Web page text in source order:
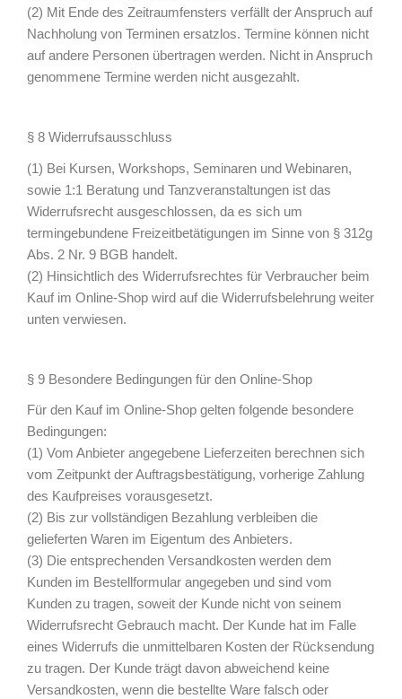
(2) Mit Ende des Zeitraumfensters verfällt der Anspruch auf
Nachholung von Terminen ersatzlos. Termine können nicht
auf andere Personen übertragen werden. Nicht in Anspruch
genommene Termine werden nicht ausgezahlt.
§ 8 Widerrufsausschluss
(1) Bei Kursen, Workshops, Seminaren und Webinaren,
sowie 1:1 Beratung und Tanzveranstaltungen ist das
Widerrufsrecht ausgeschlossen, da es sich um
termingebundene Freizeitbetätigungen im Sinne von § 312g
Abs. 2 Nr. 9 BGB handelt.
(2) Hinsichtlich des Widerrufsrechtes für Verbraucher beim
Kauf im Online-Shop wird auf die Widerrufsbelehrung weiter
unten verwiesen.
§ 9 Besondere Bedingungen für den Online-Shop
Für den Kauf im Online-Shop gelten folgende besondere
Bedingungen:
(1) Vom Anbieter angegebene Lieferzeiten berechnen sich
vom Zeitpunkt der Auftragsbestätigung, vorherige Zahlung
des Kaufpreises vorausgesetzt.
(2) Bis zur vollständigen Bezahlung verbleiben die
gelieferten Waren im Eigentum des Anbieters.
(3) Die entsprechenden Versandkosten werden dem
Kunden im Bestellformular angegeben und sind vom
Kunden zu tragen, soweit der Kunde nicht von seinem
Widerrufsrecht Gebrauch macht. Der Kunde hat im Falle
eines Widerrufs die unmittelbaren Kosten der Rücksendung
zu tragen. Der Kunde trägt davon abweichend keine
Versandkosten, wenn die bestellte Ware falsch oder